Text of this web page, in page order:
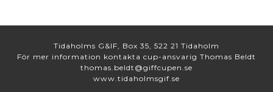
Tidaholms G&IF, Box 35, 522 21 Tidaholm
För mer information kontakta cup-ansvarig Thomas Beldt
thomas.beldt@giffcupen.se
www.tidaholmsgif.se